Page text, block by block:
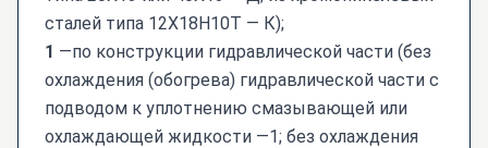
сталей типа 12Х18Н10Т — К);
1 —по конструкции гидравлической части (без
охлаждения (обогрева) гидравлической части с
подводом к уплотнению смазывающей или
охлаждающей жидкости —1; без охлаждения